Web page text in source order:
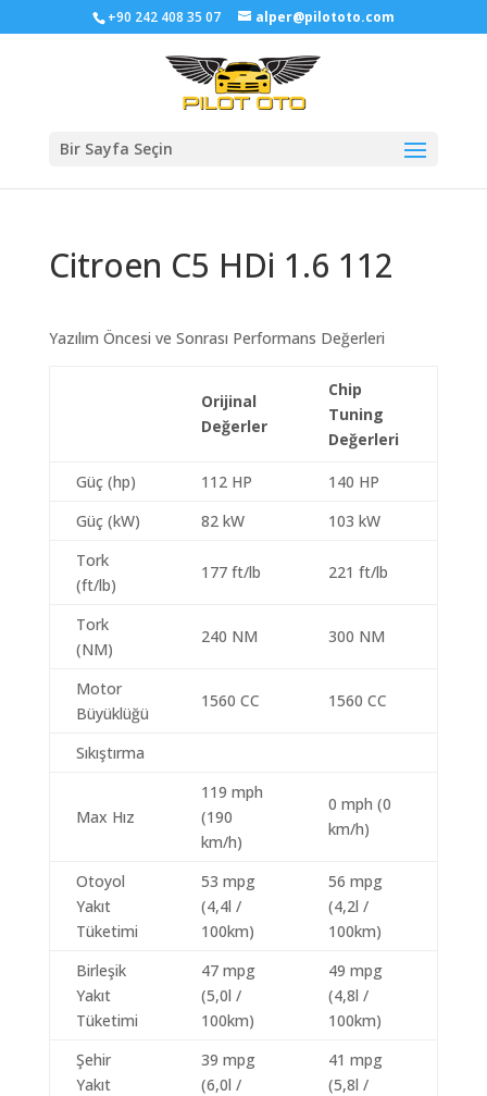
+90 242 408 35 07 alper@pilototo.com
Bir Sayfa Seçin
Citroen C5 HDi 1.6 112
Yazılım Öncesi ve Sonrası Performans Değerleri
Orijinal
Değerler
Chip
Tuning
Değerleri
Güç (hp) 112 HP
140 HP
Güç (kW)
82 kW
103 kW
Tork
(ft/lb)
177 ft/lb 221 ft/lb
Tork
(NM)
240 NM 300 NM
Motor
Büyüklüğü
1560 CC 1560 CC
Sıkıştırma
Max Hız
119 mph
(190
km/h)
0 mph (0
km/h)
Otoyol
Yakıt
Tüketimi
53 mpg
(4,4l /
100km)
56 mpg
(4,2l /
100km)
Birleşik
Yakıt
Tüketimi
47 mpg
(5,0l /
100km)
49 mpg
(4,8l /
100km)
Şehir
Yakıt
39 mpg
(6,0l /
41 mpg
(5,8l /